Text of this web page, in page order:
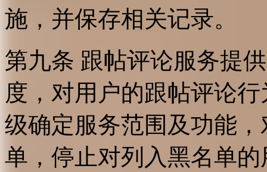
施，并保存相关记录。
第九条 跟帖评论服务提
度，对用户的跟帖评论
级确定服务范围及功能
单，停止对列入黑名单